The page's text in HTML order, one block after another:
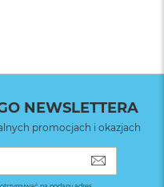
NEWSLETTERA
promocjach i okazjach